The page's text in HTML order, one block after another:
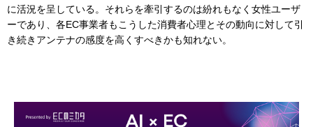
に活況を呈している。それらを牽引するのは紛れもなく女性ユーザ
ーであり、各EC事業者もこうした消費者心理とその動向に対して引
き続きアンテナの感度を高くすべきかも知れない。